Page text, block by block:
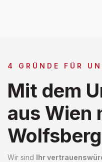
4 GRÜNDE FÜR
Mit dem
aus Wien
Wolfsberg
Wir sind Ihr